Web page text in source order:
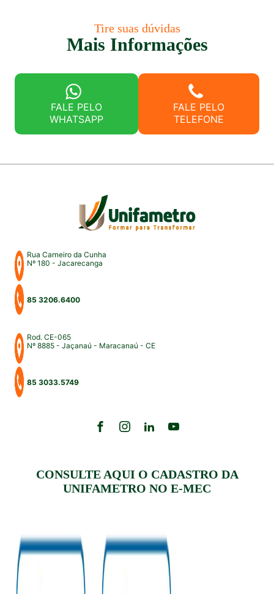
Tire suas dúvidas
Mais Informações
FALE PELO
WHATSAPP
FALE PELO
TELEFONE
Rua Carneiro da Cunha
Nº 180 - Jacarecanga
85 3206.6400
Rod. CE-065
Nº 8885 - Jaçanaú - Maracanaú - CE
85 3033.5749
CONSULTE AQUI O CADASTRO DA
UNIFAMETRO NO E-MEC